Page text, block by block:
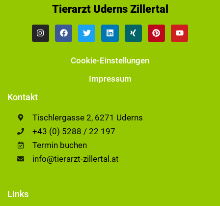
Tierarzt Uderns Zillertal
Cookie-Einstellungen
Impressum
Kontakt
Tischlergasse 2, 6271 Uderns
+43 (0) 5288 / 22 197
Termin buchen
info@tierarzt-zillertal.at
Links